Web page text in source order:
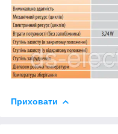
Приховати